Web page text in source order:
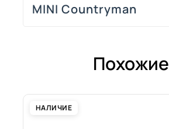
MINI Countryman
Похожие
НАЛИЧИЕ